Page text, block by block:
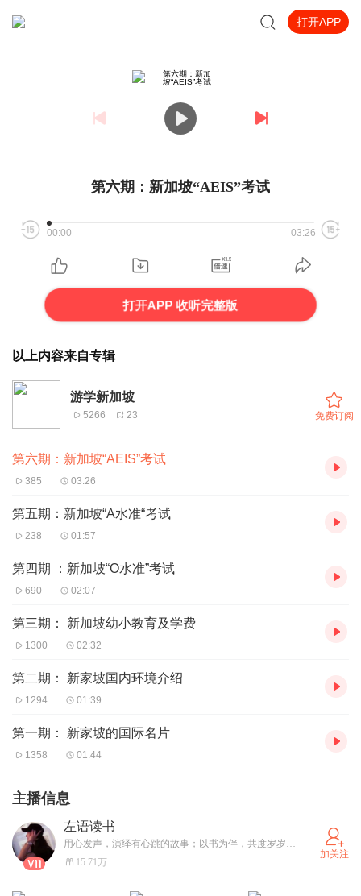
打开APP
第六期：新加坡“AEIS”考试
00:00 03:26
打开APP 收听完整版
以上内容来自专辑
游学新加坡
5266 23 免费订阅
第六期：新加坡“AEIS”考试
385 03:26
第五期：新加坡“A水准“考试
238 01:57
第四期 ：新加坡“O水准”考试
690 02:07
第三期： 新加坡幼小教育及学费
1300 02:32
第二期： 新家坡国内环境介绍
1294 01:39
第一期： 新家坡的国际名片
1358 01:44
主播信息
左语读书
用心发声，演绎有心跳的故事；以书为伴，共度岁岁晨昏。（全网同名。曾用名：左语三千）
15.71万
加关注